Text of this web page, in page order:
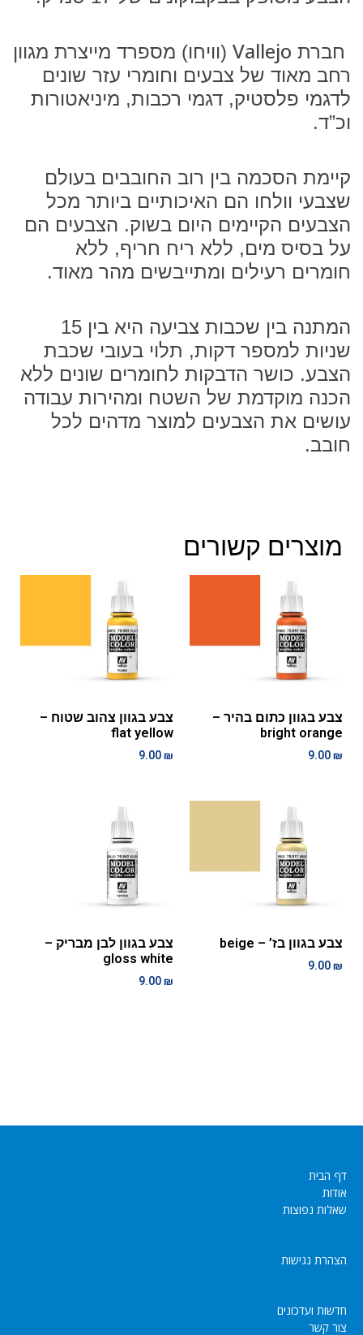
חברת Vallejo (וויחו) מספרד מייצרת מגוון
רחב מאוד של צבעים וחומרי עזר שונים
לדגמי פלסטיק, דגמי רכבות, מיניאטורות
וכ”ד.
קיימת הסכמה בין רוב החובבים בעולם
שצבעי וולחו הם האיכותיים ביותר מכל
הצבעים הקיימים היום בשוק. הצבעים הם
על בסיס מים, ללא ריח חריף, ללא
חומרים רעילים ומתייבשים מהר מאוד.
המתנה בין שכבות צביעה היא בין 15
שניות למספר דקות, תלוי בעובי שכבת
הצבע. כושר הדבקות לחומרים שונים ללא
הכנה מוקדמת של השטח ומהירות עבודה
עושים את הצבעים למוצר מדהים לכל
חובב.
מוצרים קשורים
צבע בגוון כתום בהיר –
bright orange
9.00₪
צבע בגוון צהוב שטוח –
flat yellow
9.00₪
צבע בגוון בז’ – beige
9.00₪
צבע בגוון לבן מבריק –
gloss white
9.00₪
דף הבית
אודות
שאלות נפוצות
הצהרת נגישות
חדשות ועדכונים
צור קשר